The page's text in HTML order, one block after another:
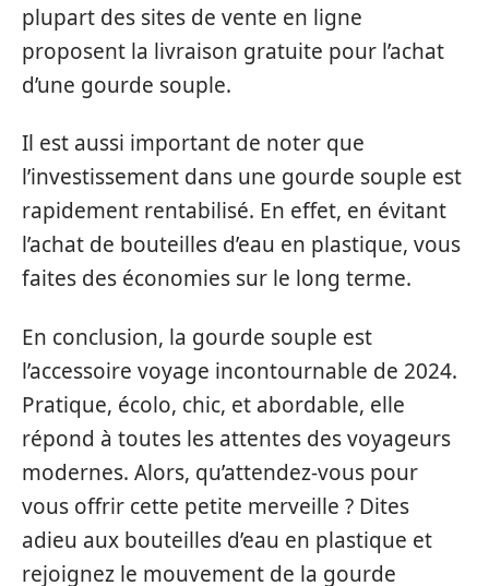
plupart des sites de vente en ligne
proposent la livraison gratuite pour l’achat
d’une gourde souple.
Il est aussi important de noter que
l’investissement dans une gourde souple est
rapidement rentabilisé. En effet, en évitant
l’achat de bouteilles d’eau en plastique, vous
faites des économies sur le long terme.
En conclusion, la gourde souple est
l’accessoire voyage incontournable de 2024.
Pratique, écolo, chic, et abordable, elle
répond à toutes les attentes des voyageurs
modernes. Alors, qu’attendez-vous pour
vous offrir cette petite merveille ? Dites
adieu aux bouteilles d’eau en plastique et
rejoignez le mouvement de la gourde